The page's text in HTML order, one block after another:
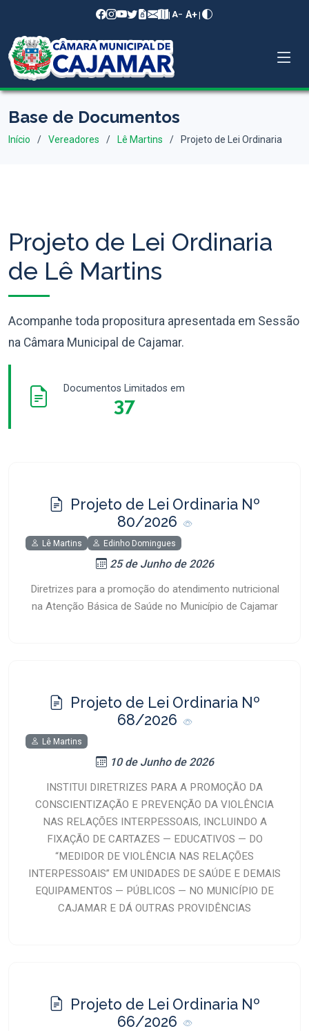
| A− A+|
Base de Documentos
Início Vereadores Lê Martins Projeto de Lei Ordinaria
Projeto de Lei Ordinaria
de Lê Martins
Acompanhe toda propositura apresentada em Sessão
na Câmara Municipal de Cajamar.
Documentos Limitados em
37
Projeto de Lei Ordinaria Nº
80/2026
Lê Martins Edinho Domingues
25 de Junho de 2026
Diretrizes para a promoção do atendimento nutricional
na Atenção Básica de Saúde no Município de Cajamar
Projeto de Lei Ordinaria Nº
68/2026
Lê Martins
10 de Junho de 2026
INSTITUI DIRETRIZES PARA A PROMOÇÃO DA
CONSCIENTIZAÇÃO E PREVENÇÃO DA VIOLÊNCIA
NAS RELAÇÕES INTERPESSOAIS, INCLUINDO A
FIXAÇÃO DE CARTAZES — EDUCATIVOS — DO
“MEDIDOR DE VIOLÊNCIA NAS RELAÇÕES
INTERPESSOAIS” EM UNIDADES DE SAÚDE E DEMAIS
EQUIPAMENTOS — PÚBLICOS — NO MUNICÍPIO DE
CAJAMAR E DÁ OUTRAS PROVIDÊNCIAS
Projeto de Lei Ordinaria Nº
66/2026